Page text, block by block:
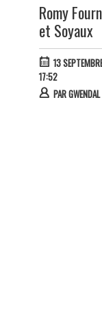
Romy
et Soyaux
13
17:52
PAR